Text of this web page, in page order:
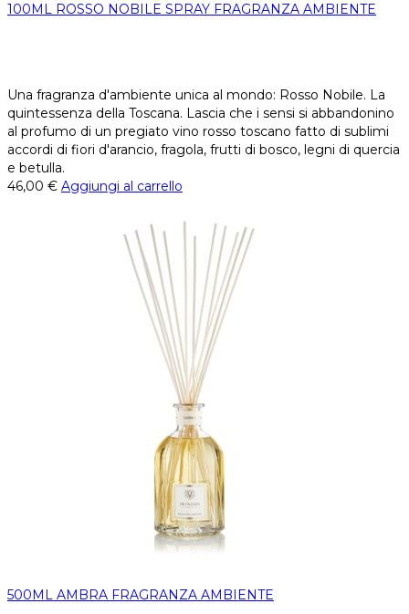
100ML ROSSO NOBILE SPRAY FRAGRANZA AMBIENTE
Una fragranza d'ambiente unica al mondo: Rosso Nobile. La
quintessenza della Toscana. Lascia che i sensi si abbandonino
al profumo di un pregiato vino rosso toscano fatto di sublimi
accordi di fiori d'arancio, fragola, frutti di bosco, legni di quercia
e betulla.
46,00 € Aggiungi al carrello
500ML AMBRA FRAGRANZA AMBIENTE